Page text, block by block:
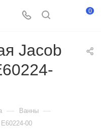
0
Jacob
— Ванны —
00